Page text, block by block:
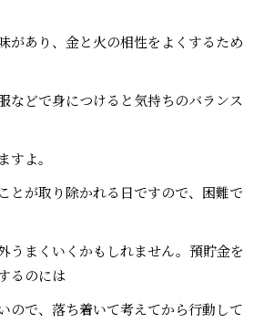
があり、金と火の相性をよくするため
などで身につけると気持ちのバランス
すよ。
とが取り除かれる日ですので、困難で
うまくいくかもしれません。預貯金を
るのには
ので、落ち着いて考えてから行動して